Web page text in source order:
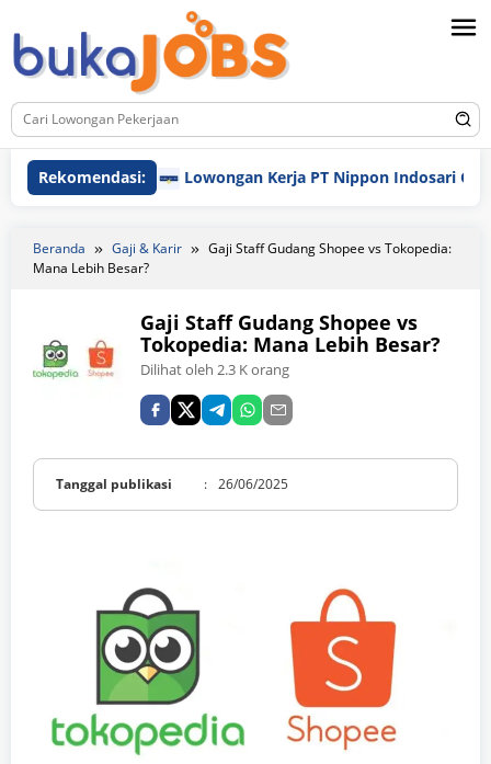
ke
konten
Rekomendasi: Lowongan Kerja PT Nippon Indosari
Beranda Gaji & Karir
Gaji Staff Gudang Shopee vs Tokopedia:
Mana Lebih Besar?
Gaji Staff Gudang Shopee vs
Tokopedia: Mana Lebih Besar?
Dilihat oleh 2.3 K orang
Tanggal publikasi : 26/06/2025